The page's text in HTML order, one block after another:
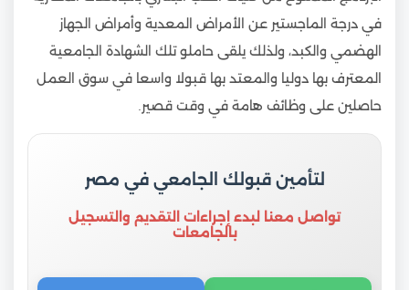
في درجة الماجستير عن الأمراض المعدية وأمراض الجهاز
الهضمي والكبد، ولذلك يلقى حاملو تلك الشهادة الجامعية
المعترف بها دوليا والمعتد بها قبولا واسعا في سوق العمل
حاصلين على وظائف هامة في وقت قصير.
لتأمين قبولك الجامعي في مصر
تواصل معنا لبدء إجراءات التقديم والتسجيل
بالجامعات